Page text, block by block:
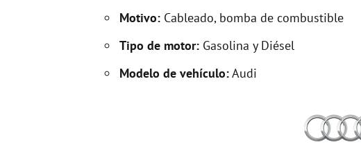
Motivo: Cableado, bomba de combustible
Tipo de motor: Gasolina y Diésel
Modelo de vehículo:Audi